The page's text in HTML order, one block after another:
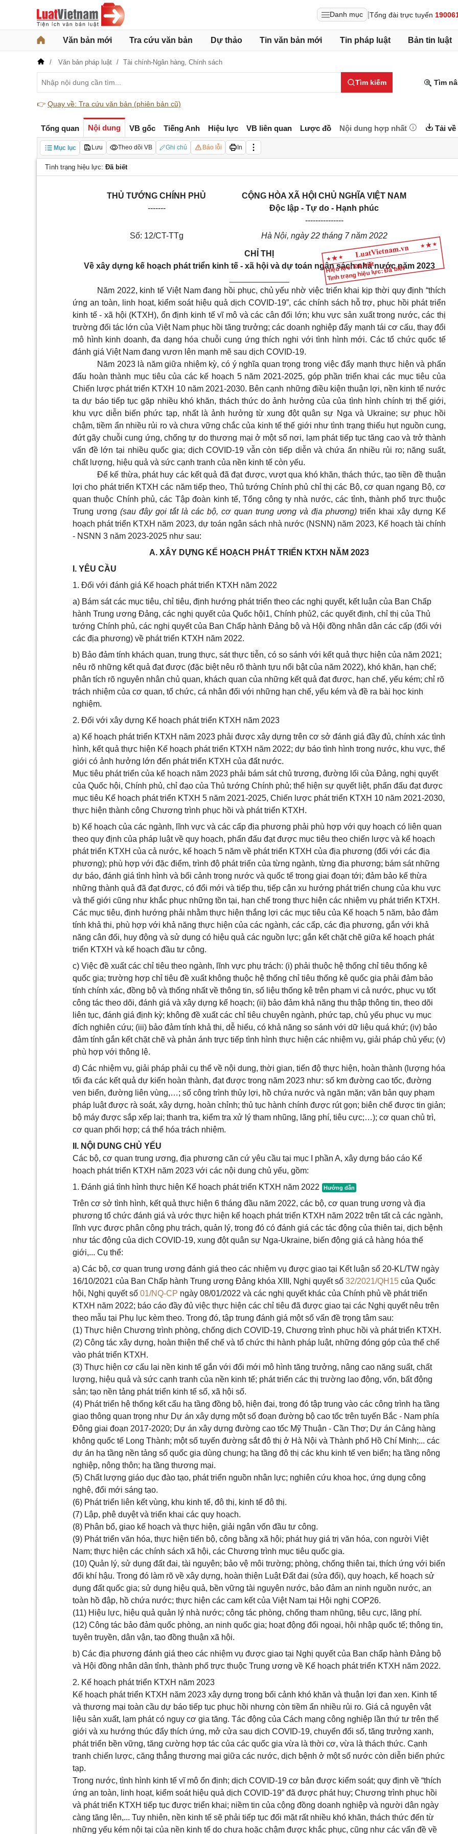
Danh mục Tổng đài trực tuyến
Văn bản mới Tra cứu văn bản Dự thảo Tin văn bản mới Tin pháp luật Bản tin luật
Văn bản pháp luật Tài chính-Ngân hàng, Chính sách
Tìm kiếm Tìm
👉 Quay về: Tra cứu văn bản (phiên bản cũ)
Tổng quan Nội dung VB gốc Tiếng Anh Hiệu lực VB liên quan Lược đồ Nội dung hợp nhất Tải về
Mục lục Lưu Theo dõi VB Ghi chú Báo lỗi In
Tình trạng hiệu lực: Đã biết
Hiệu lực: Đã biết
Tình trạng hiệu lực: Đã biết
THỦ TƯỚNG CHÍNH PHỦ
-------
CỘNG HÒA XÃ HỘI CHỦ NGHĨA VIỆT NAM
Độc lập - Tự do - Hạnh phúc
---------------
Số: 12/CT-TTg
Hà Nội, ngày 22 tháng 7 năm 2022
CHỈ THỊ
Về xây dựng kế hoạch phát triển kinh tế - xã hội và dự toán ngân sách nhà nước năm 2023
Năm 2022, kinh tế Việt Nam đang hồi phục, chủ yếu nhờ việc triển khai kịp thời quy định “thích
ứng an toàn, linh hoạt, kiểm soát hiệu quả dịch COVID-19”, các chính sách hỗ trợ, phục hồi phát triển
kinh tế - xã hội (KTXH), ổn định kinh tế vĩ mô và các cân đối lớn; khu vực sản xuất trong nước, các thị
trường đối tác lớn của Việt Nam phục hồi tăng trưởng; các doanh nghiệp đẩy mạnh tái cơ cấu, thay đổi
mô hình kinh doanh, đa dạng hóa chuỗi cung ứng thích nghi với tình hình mới. Các tổ chức quốc tế
đánh giá Việt Nam đang vươn lên mạnh mẽ sau dịch COVID-19.
Năm 2023 là năm giữa nhiệm kỳ, có ý nghĩa quan trọng trong việc đẩy mạnh thực hiện và phấn
đấu hoàn thành mục tiêu của các kế hoạch 5 năm 2021-2025, góp phần triển khai các mục tiêu của
Chiến lược phát triển KTXH 10 năm 2021-2030. Bên cạnh những điều kiện thuận lợi, nền kinh tế nước
ta dự báo tiếp tục gặp nhiều khó khăn, thách thức do ảnh hưởng của của tình hình chính trị thế giới,
khu vực diễn biến phức tạp, nhất là ảnh hưởng từ xung đột quân sự Nga và Ukraine; sự phục hồi
chậm, tiềm ẩn nhiều rủi ro và chưa vững chắc của kinh tế thế giới như tình trạng thiếu hụt nguồn cung,
đứt gãy chuỗi cung ứng, chống tự do thương mại ở một số nơi, lạm phát tiếp tục tăng cao và trở thành
vấn đề lớn tại nhiều quốc gia; dịch COVID-19 vẫn còn tiếp diễn và chứa ẩn nhiều rủi ro; năng suất,
chất lượng, hiệu quả và sức cạnh tranh của nền kinh tế còn yếu.
Để kế thừa, phát huy các kết quả đã đạt được, vượt qua khó khăn, thách thức, tạo tiền đề thuận
lợi cho phát triển KTXH các năm tiếp theo, Thủ tướng Chính phủ chỉ thị các Bộ, cơ quan ngang Bộ, cơ
quan thuộc Chính phủ, các Tập đoàn kinh tế, Tổng công ty nhà nước, các tỉnh, thành phố trực thuộc
Trung ương(sau đây gọi tắt là các bộ, cơ quan trung ương và địa phương)triển khai xây dựng Kế
hoạch phát triển KTXH năm 2023, dự toán ngân sách nhà nước (NSNN) năm 2023, Kế hoạch tài chính
- NSNN 3 năm 2023-2025 như sau:
A. XÂY DỰNG KẾ HOẠCH PHÁT TRIỂN KTXH NĂM 2023
I. YÊU CẦU
1. Đối với đánh giá Kế hoạch phát triển KTXH năm 2022
a) Bám sát các mục tiêu, chỉ tiêu, định hướng phát triển theo các nghị quyết, kết luận của Ban Chấp
hành Trung ương Đảng, các nghị quyết của Quốc hội1, Chính phủ2, các quyết định, chỉ thị của Thủ
tướng Chính phủ, các nghị quyết của Ban Chấp hành Đảng bộ và Hội đồng nhân dân các cấp (đối với
các địa phương) về phát triển KTXH năm 2022.
b) Bảo đảm tính khách quan, trung thực, sát thực tiễn, có so sánh với kết quả thực hiện của năm 2021;
nêu rõ những kết quả đạt được (đặc biệt nêu rõ thành tựu nổi bật của năm 2022), khó khăn, hạn chế;
phân tích rõ nguyên nhân chủ quan, khách quan của những kết quả đạt được, hạn chế, yếu kém; chỉ rõ
trách nhiệm của cơ quan, tổ chức, cá nhân đối với những hạn chế, yếu kém và đề ra bài học kinh
nghiệm.
2. Đối với xây dựng Kế hoạch phát triển KTXH năm 2023
a) Kế hoạch phát triển KTXH năm 2023 phải được xây dựng trên cơ sở đánh giá đầy đủ, chính xác tình
hình, kết quả thực hiện Kế hoạch phát triển KTXH năm 2022; dự báo tình hình trong nước, khu vực, thế
giới có ảnh hưởng lớn đến phát triển KTXH của đất nước.
Mục tiêu phát triển của kế hoạch năm 2023 phải bám sát chủ trương, đường lối của Đảng, nghị quyết
của Quốc hội, Chính phủ, chỉ đạo của Thủ tướng Chính phủ; thể hiện sự quyết liệt, phấn đấu đạt được
mục tiêu Kế hoạch phát triển KTXH 5 năm 2021-2025, Chiến lược phát triển KTXH 10 năm 2021-2030,
thực hiện thành công Chương trình phục hồi và phát triển KTXH.
b) Kế hoạch của các ngành, lĩnh vực và các cấp địa phương phải phù hợp với quy hoạch có liên quan
theo quy định của pháp luật về quy hoạch, phấn đấu đạt được mục tiêu theo chiến lược và kế hoạch
phát triển KTXH của cả nước, kế hoạch 5 năm về phát triển KTXH của địa phương (đối với các địa
phương); phù hợp với đặc điểm, trình độ phát triển của từng ngành, từng địa phương; bám sát những
dự báo, đánh giá tình hình và bối cảnh trong nước và quốc tế trong giai đoạn tới; đảm bảo kế thừa
những thành quả đã đạt được, có đổi mới và tiếp thu, tiếp cận xu hướng phát triển chung của khu vực
và thế giới cũng như khắc phục những tồn tại, hạn chế trong thực hiện các nhiệm vụ phát triển KTXH.
Các mục tiêu, định hướng phải nhằm thực hiện thắng lợi các mục tiêu của Kế hoạch 5 năm, bảo đảm
tính khả thi, phù hợp với khả năng thực hiện của các ngành, các cấp, các địa phương, gắn với khả
năng cân đối, huy động và sử dụng có hiệu quả các nguồn lực; gắn kết chặt chẽ giữa kế hoạch phát
triển KTXH và kế hoạch đầu tư công.
c) Việc đề xuất các chỉ tiêu theo ngành, lĩnh vực phụ trách: (i) phải thuộc hệ thống chỉ tiêu thống kê
quốc gia; trường hợp chỉ tiêu đề xuất không thuộc hệ thống chỉ tiêu thống kê quốc gia phải đảm bảo
tính chính xác, đồng bộ và thống nhất về thông tin, số liệu thống kê trên phạm vi cả nước, phục vụ tốt
công tác theo dõi, đánh giá và xây dựng kế hoạch; (ii) bảo đảm khả năng thu thập thông tin, theo dõi
liên tục, đánh giá định kỳ; không đề xuất các chỉ tiêu chuyên ngành, phức tạp, chủ yếu phục vụ mục
đích nghiên cứu; (iii) bảo đảm tính khả thi, dễ hiểu, có khả năng so sánh với dữ liệu quá khứ; (iv) bảo
đảm tính gắn kết chặt chẽ và phản ánh trực tiếp tình hình thực hiện các nhiệm vụ, giải pháp chủ yếu; (v)
phù hợp với thông lệ.
d) Các nhiệm vụ, giải pháp phải cụ thể về nội dung, thời gian, tiến độ thực hiện, hoàn thành (lượng hóa
tối đa các kết quả dự kiến hoàn thành, đạt được trong năm 2023 như: số km đường cao tốc, đường
ven biển, đường liên vùng,…; số công trình thủy lợi, hồ chứa nước và ngăn mặn; văn bản quy phạm
pháp luật được rà soát, xây dựng, hoàn chỉnh; thủ tục hành chính được rút gọn; biên chế được tin giản;
bộ máy được sắp xếp lại; thanh tra, kiểm tra xử lý tham nhũng, lãng phí, tiêu cực;…); cơ quan chủ trì,
cơ quan phối hợp; cá thể hóa trách nhiệm.
II. NỘI DUNG CHỦ YẾU
Các bộ, cơ quan trung ương, địa phương căn cứ yêu cầu tại mục I phần A, xây dựng báo cáo Kế
hoạch phát triển KTXH năm 2023 với các nội dung chủ yếu, gồm:
1. Đánh giá tình hình thực hiện Kế hoạch phát triển KTXH năm 2022
Trên cơ sở tình hình, kết quả thực hiện 6 tháng đầu năm 2022, các bộ, cơ quan trung ương và địa
phương tổ chức đánh giá và ước thực hiện kế hoạch phát triển KTXH năm 2022 trên tất cả các ngành,
lĩnh vực được phân công phụ trách, quản lý, trong đó có đánh giá các tác động của thiên tai, dịch bệnh
như tác động của dịch COVID-19, xung đột quân sự Nga-Ukraine, biến động giá cả hàng hóa thế
giới,... Cụ thể:
a) Các bộ, cơ quan trung ương đánh giá theo các nhiệm vụ được giao tại Kết luận số 20-KL/TW ngày
16/10/2021 của Ban Chấp hành Trung ương Đảng khóa XIII, Nghị quyết số 32/2021/QH15 của Quốc
hội, Nghị quyết số 01/NQ-CP ngày 08/01/2022 và các nghị quyết khác của Chính phủ về phát triển
KTXH năm 2022; báo cáo đầy đủ việc thực hiện các chỉ tiêu đã được giao tại các Nghị quyết nêu trên
theo mẫu tại Phụ lục kèm theo. Trong đó, tập trung đánh giá một số vấn đề trọng tâm sau:
(1) Thực hiện Chương trình phòng, chống dịch COVID-19, Chương trình phục hồi và phát triển KTXH.
(2) Công tác xây dựng, hoàn thiện thể chế và tổ chức thi hành pháp luật, những đóng góp của thể chế
vào phát triển KTXH.
(3) Thực hiện cơ cấu lại nền kinh tế gắn với đổi mới mô hình tăng trưởng, nâng cao năng suất, chất
lượng, hiệu quả và sức cạnh tranh của nền kinh tế; phát triển các thị trường lao động, vốn, bất động
sản; tạo nền tảng phát triển kinh tế số, xã hội số.
(4) Phát triển hệ thống kết cấu hạ tầng đồng bộ, hiện đại, trong đó tập trung vào các công trình hạ tầng
giao thông quan trọng như Dự án xây dựng một số đoạn đường bộ cao tốc trên tuyến Bắc - Nam phía
Đông giai đoạn 2017-2020; Dự án xây dựng đường cao tốc Mỹ Thuận - Cần Thơ; Dự án Cảng hàng
không quốc tế Long Thành; một số tuyến đường sắt đô thị ở Hà Nội và Thành phố Hồ Chí Minh;... các
dự án hạ tầng nền tảng số quốc gia dùng chung; hạ tầng đô thị các khu kinh tế ven biển; hạ tầng nông
nghiệp, nông thôn; hạ tầng thương mại.
(5) Chất lượng giáo dục đào tạo, phát triển nguồn nhân lực; nghiên cứu khoa học, ứng dụng công
nghệ, đổi mới sáng tạo.
(6) Phát triển liên kết vùng, khu kinh tế, đô thị, kinh tế đô thị.
(7) Lập, phê duyệt và triển khai các quy hoạch.
(8) Phân bổ, giao kế hoạch và thực hiện, giải ngân vốn đầu tư công.
(9) Phát triển văn hóa, thực hiện tiến bộ, công bằng xã hội; phát huy giá trị văn hóa, con người Việt
Nam; thực hiện các chính sách xã hội, các Chương trình mục tiêu quốc gia.
(10) Quản lý, sử dụng đất đai, tài nguyên; bảo vệ môi trường; phòng, chống thiên tai, thích ứng với biến
đổi khí hậu. Trong đó làm rõ về xây dựng, hoàn thiện Luật Đất đai (sửa đổi), quy hoạch, kế hoạch sử
dụng đất quốc gia; sử dụng hiệu quả, bền vững tài nguyên nước, bảo đảm an ninh nguồn nước, an
toàn hồ đập, hồ chứa nước; thực hiện các cam kết của Việt Nam tại Hội nghị COP26.
(11) Hiệu lực, hiệu quả quản lý nhà nước; công tác phòng, chống tham nhũng, tiêu cực, lãng phí.
(12) Công tác bảo đảm quốc phòng, an ninh quốc gia; hoạt động đối ngoại, hội nhập quốc tế; thông tin,
tuyên truyền, dân vận, tạo đồng thuận xã hội.
b) Các địa phương đánh giá theo các nhiệm vụ được giao tại Nghị quyết của Ban chấp hành Đảng bộ
và Hội đồng nhân dân tỉnh, thành phố trực thuộc Trung ương về Kế hoạch phát triển KTXH năm 2022.
2. Kế hoạch phát triển KTXH năm 2023
Kế hoạch phát triển KTXH năm 2023 xây dựng trong bối cảnh khó khăn và thuận lợi đan xen. Kinh tế
và thương mại toàn cầu dự báo tiếp tục phục hồi nhưng còn tiềm ẩn nhiều rủi ro. Giá cả nguyên vật
liệu sản xuất, lạm phát có nguy cơ gia tăng. Tác động của Cách mạng công nghiệp lần thứ tư trên thế
giới và xu hướng thúc đẩy thích ứng, mở cửa sau dịch COVID-19, chuyển đổi số, tăng trưởng xanh,
phát triển bền vững, tăng cường hợp tác của các quốc gia vừa là thời cơ, vừa là thách thức. Cạnh
tranh chiến lược, căng thẳng thương mại giữa các nước, dịch bệnh ở một số nước còn diễn biến phức
tạp.
Trong nước, tình hình kinh tế vĩ mô ổn định; dịch COVID-19 cơ bản được kiểm soát; quy định về “thích
ứng an toàn, linh hoạt, kiểm soát hiệu quả dịch COVID-19” đã được phát huy; Chương trình phục hồi
và phát triển KTXH tiếp tục được triển khai; niềm tin của cộng đồng doanh nghiệp và người dân ngày
càng tăng lên,... Tuy nhiên, nền kinh tế sẽ phải tiếp tục đối mặt rất nhiều khó khăn, thách thức đến từ
những yếu kém nội tại của nền kinh tế do chưa hoặc chậm được khắc phục, cũng như các vấn đề về